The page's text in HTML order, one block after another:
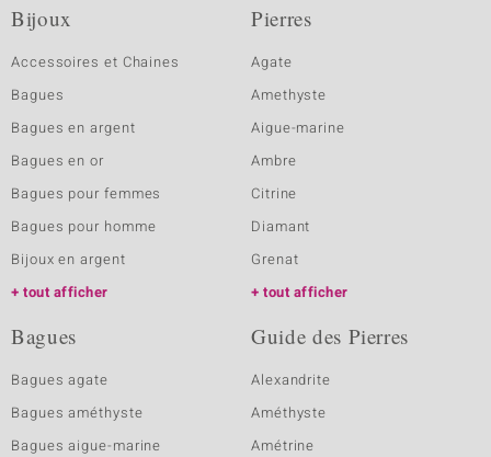
Bijoux
Accessoires et Chaines
Bagues
Bagues en argent
Bagues en or
Bagues pour femmes
Bagues pour homme
Bijoux en argent
tout afficher
Pierres
Agate
Amethyste
Aigue-marine
Ambre
Citrine
Diamant
Grenat
tout afficher
Bagues
Bagues agate
Bagues améthyste
Bagues aigue-marine
Guide des Pierres
Alexandrite
Améthyste
Amétrine